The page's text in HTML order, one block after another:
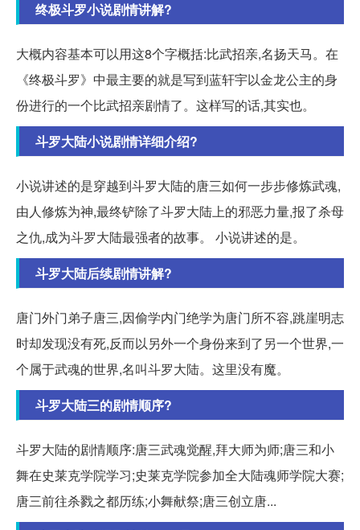
终极斗罗小说剧情讲解?
大概内容基本可以用这8个字概括:比武招亲,名扬天马。在
《终极斗罗》中最主要的就是写到蓝轩宇以金龙公主的身
份进行的一个比武招亲剧情了。这样写的话,其实也。
斗罗大陆小说剧情详细介绍?
小说讲述的是穿越到斗罗大陆的唐三如何一步步修炼武魂,
由人修炼为神,最终铲除了斗罗大陆上的邪恶力量,报了杀母
之仇,成为斗罗大陆最强者的故事。 小说讲述的是。
斗罗大陆后续剧情讲解?
唐门外门弟子唐三,因偷学内门绝学为唐门所不容,跳崖明志
时却发现没有死,反而以另外一个身份来到了另一个世界,一
个属于武魂的世界,名叫斗罗大陆。这里没有魔。
斗罗大陆三的剧情顺序?
斗罗大陆的剧情顺序:唐三武魂觉醒,拜大师为师;唐三和小
舞在史莱克学院学习;史莱克学院参加全大陆魂师学院大赛;
唐三前往杀戮之都历练;小舞献祭;唐三创立唐...